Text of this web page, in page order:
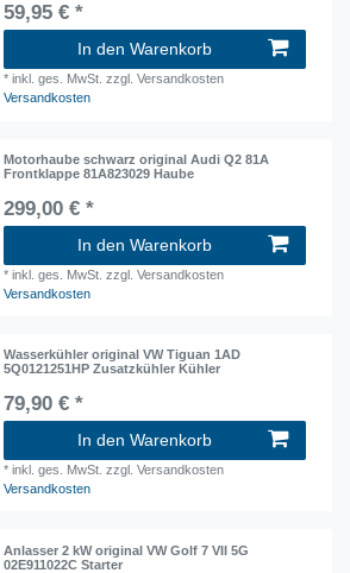
59,95 € *
In den Warenkorb
*inkl. ges. MwSt. zzgl. Versandkosten
Versandkosten
Motorhaube schwarz original Audi Q2 81A
Frontklappe 81A823029 Haube
299,00 € *
In den Warenkorb
*inkl. ges. MwSt. zzgl. Versandkosten
Versandkosten
Wasserkühler original VW Tiguan 1AD
5Q0121251HP Zusatzkühler Kühler
79,90 € *
In den Warenkorb
*inkl. ges. MwSt. zzgl. Versandkosten
Versandkosten
Anlasser 2 kW original VW Golf 7 VII 5G
02E911022C Starter